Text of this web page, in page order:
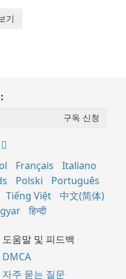
기
Français
Italiano
Polski
Português
Tiếng Việt
中文(简体)
हिन्दी
도움말 및 피드백
DMCA
자주 묻는 질문